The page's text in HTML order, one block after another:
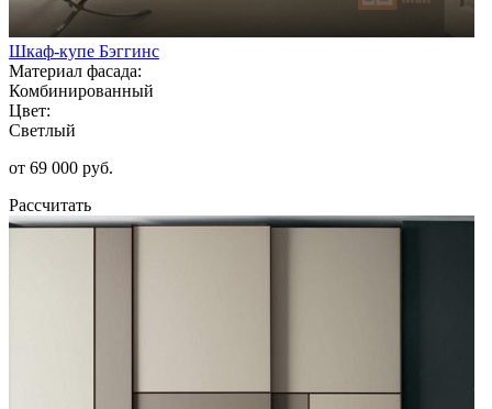
Шкаф-купе Бэггинс
Материал фасада:
Комбинированный
Цвет:
Светлый
от 69 000 руб.
Рассчитать